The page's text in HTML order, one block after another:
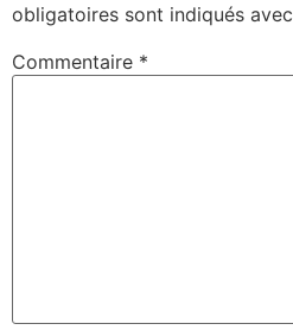
obligatoires sont indiqués avec
Commentaire *